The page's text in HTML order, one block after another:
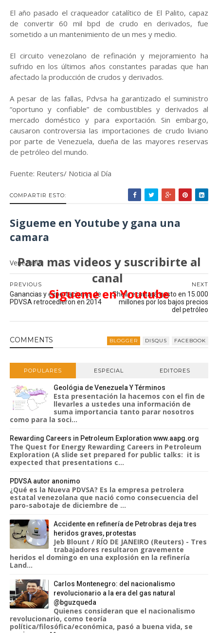
El año pasado el craqueador catalítico de El Palito, capaz
de convertir 60 mil bpd de crudo en derivados, fue
sometido a un mantenimiento de un mes y medio.
El circuito venezolano de refinación y mejoramiento ha
sufrido en los últimos años constantes paradas que han
afectado la producción de crudos y derivados.
A pesar de las fallas, Pdvsa ha garantizado el suministro
“oportuno y confiable” de combustibles y derivados al
mercado doméstico y para exportación. Sin embargo,
causaron controversia las importaciones de crudo liviano
por parte de Venezuela, dueña de las mayores reservas
de petróleo del mundo.
Fuente: Reuters/ Noticia al Día
COMPARTIR ESTO:
Sigueme en Youtube y gana una
camara
Para mas videos y suscribirte al
canal
Sigueme en Youtube
Venezuela
NEXT
Shell recortará gasto en 15.000
millones por los bajos precios
del petróleo
PREVIOUS
Ganancias y exportaciones de
PDVSA retrocedieron en 2014
COMMENTS BLOGGER DISQUS FACEBOOK
POPULARES ESPECIAL EDITORES
Geológia de Venezuela Y Términos
Esta presentación la hacemos con el fin de
llevarles a ustedes una información de
suma importancia tanto parar nosotros
como para la soci...
Rewarding Careers in Petroleum Exploration www.aapg.org
The Quest for Energy Rewarding Careers in Petroleum
Exploration (A slide set prepared for public talks: it is
expected that presentations c...
PDVSA autor anonimo
¿Qué es la Nueva PDVSA? Es la empresa petrolera
estatal venezolana que nació como consecuencia del
paro-sabotaje de diciembre de ...
Accidente en refinería de Petrobras deja tres
heridos graves, protestas
Jeb Blount / RÍO DE JANEIRO (Reuters) - Tres
trabajadores resultaron gravemente
heridos el domingo en una explosión en la refinería
Land...
Carlos Montenegro: del nacionalismo
revolucionario a la era del gas natural
@bguzqueda
Quienes consideran que el nacionalismo
revolucionario, como teoría
política/filosófica/económica, pasó a buena vida, se